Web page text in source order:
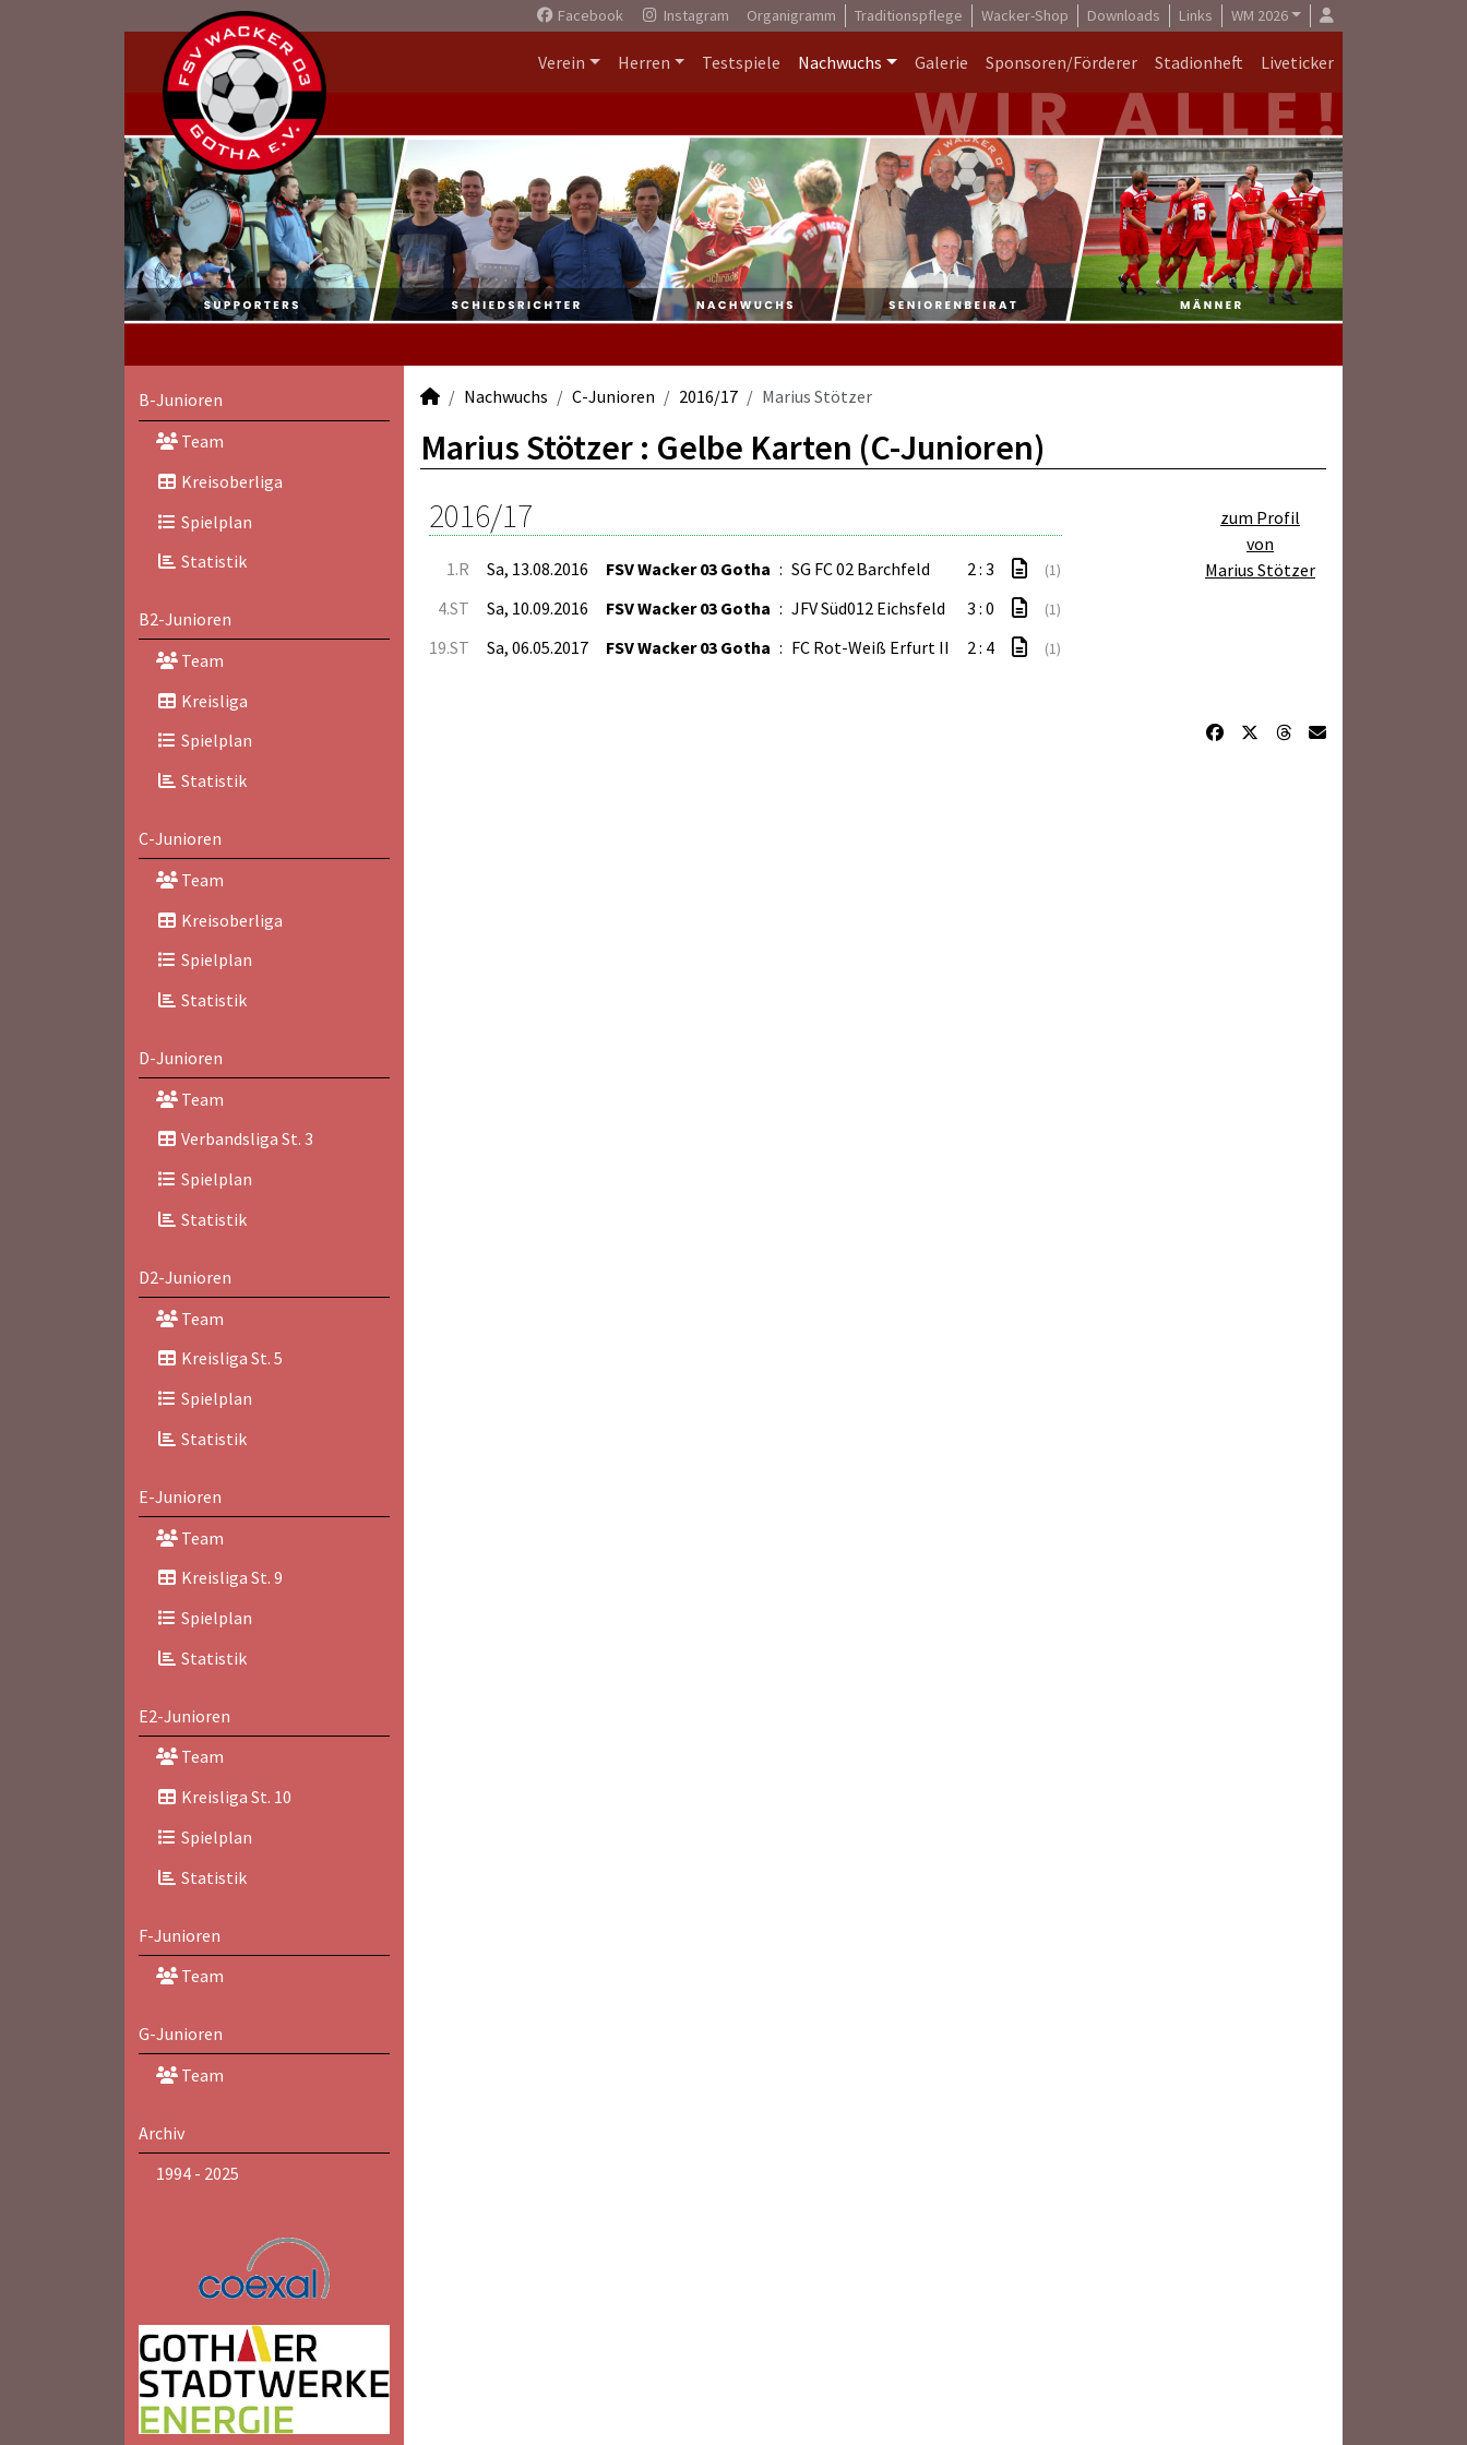
Facebook Instagram Organigramm Traditionspflege Wacker-Shop Downloads Links WM 2026
Verein Herren Testspiele Nachwuchs Galerie Sponsoren/Förderer Stadionheft Liveticker
B-Junioren
Team
Kreisoberliga
Spielplan
Statistik
B2-Junioren
Team
Kreisliga
Spielplan
Statistik
C-Junioren
Team
Kreisoberliga
Spielplan
Statistik
D-Junioren
Team
Verbandsliga St. 3
Spielplan
Statistik
D2-Junioren
Team
Kreisliga St. 5
Spielplan
Statistik
E-Junioren
Team
Kreisliga St. 9
Spielplan
Statistik
E2-Junioren
Team
Kreisliga St. 10
Spielplan
Statistik
F-Junioren
Team
G-Junioren
Team
Archiv
1994 - 2025
Nachwuchs C-Junioren 2016/17 Marius Stötzer
Marius Stötzer : Gelbe Karten (C-Junioren)
zum Profil
von
Marius Stötzer
2016/17
1.R Sa, 13.08.2016 FSV Wacker 03 Gotha : SG FC 02 Barchfeld 2 : 3 (1)
4.ST Sa, 10.09.2016 FSV Wacker 03 Gotha : JFV Süd012 Eichsfeld 3 : 0 (1)
19.ST Sa, 06.05.2017 FSV Wacker 03 Gotha : FC Rot-Weiß Erfurt II 2 : 4 (1)